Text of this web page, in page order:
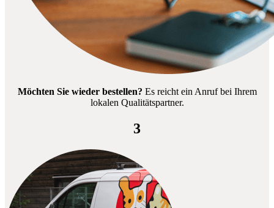
Möchten Sie wieder bestellen? Es reicht ein Anruf bei Ihrem
lokalen Qualitätspartner.
3